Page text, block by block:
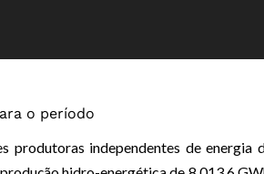
o período
produtoras independentes de energia